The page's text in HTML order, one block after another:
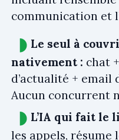
communication et
Le seul à
nativement : chat
d’actualité + email
Aucun concurrent
L’IA qui fait le
les appels, résume